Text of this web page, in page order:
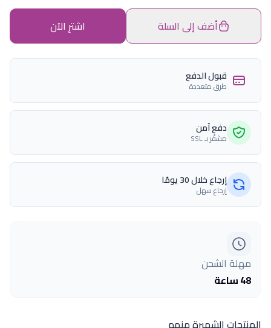
أضف إلى السلة اشترِ الآن
قبول الدفع
طرق متعددة
دفع آمن
مشفّر بـ SSL
إرجاع خلال 30 يومًا
إرجاع سهل
مهلة الشحن
48 ساعة
المنتجات الشهيرة منهم